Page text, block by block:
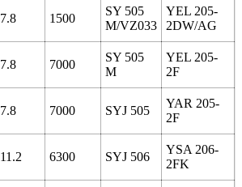
7.8 1500
SY 505
M/VZ033
YEL 205-
2DW/AG
7.8 7000
SY 505
M
YEL 205-
2F
7.8 7000 SYJ 505
YAR 205-
2F
11.2 6300 SYJ 506
YSA 206-
2FK